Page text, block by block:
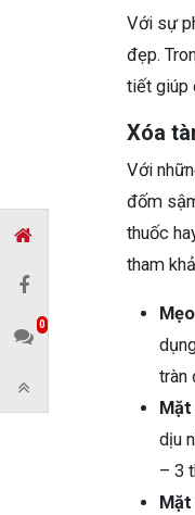
Với sự
đẹp.
tiết giúp
Xóa
Với
đốm
thuốc
tham
tràn
Mặt
dịu
– 3
Mặt
0